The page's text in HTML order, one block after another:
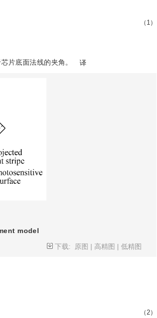
（1）
片底面法线的夹角。 译
model
下载:
原图 | 高精图 |低精图
（2）